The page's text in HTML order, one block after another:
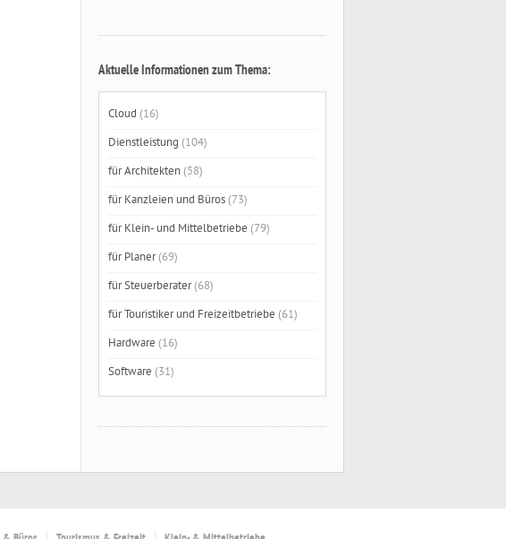
Aktuelle Informationen zum Thema:
Cloud (16)
Dienstleistung (104)
für Architekten (58)
für Kanzleien und Büros (73)
für Klein- und Mittelbetriebe (79)
für Planer(69)
für Steuerberater(68)
für Touristiker und Freizeitbetriebe (61)
Hardware (16)
Software (31)